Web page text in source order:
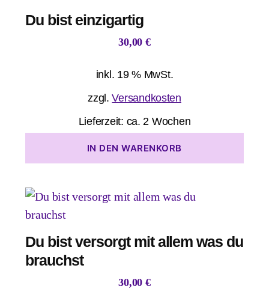
Du bist einzigartig
30,00 €
inkl. 19 % MwSt.
zzgl.Versandkosten
Lieferzeit: ca. 2 Wochen
IN DEN WARENKORB
Du bist versorgt mit allem was du
brauchst
30,00 €